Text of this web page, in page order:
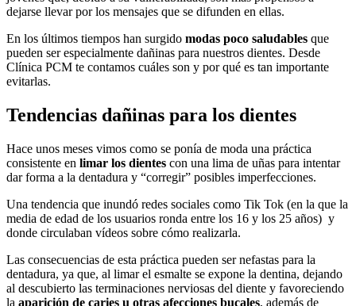
dejarse llevar por los mensajes que se difunden en ellas.
En los últimos tiempos han surgido modas poco saludables que
pueden ser especialmente dañinas para nuestros dientes. Desde
Clínica PCM te contamos cuáles son y por qué es tan importante
evitarlas.
Tendencias dañinas para los dientes
Hace unos meses vimos como se ponía de moda una práctica
consistente en limar los dientes con una lima de uñas para intentar
dar forma a la dentadura y “corregir” posibles imperfecciones.
Una tendencia que inundó redes sociales como Tik Tok (en la que la
media de edad de los usuarios ronda entre los 16 y los 25 años) y
donde circulaban vídeos sobre cómo realizarla.
Las consecuencias de esta práctica pueden ser nefastas para la
dentadura, ya que, al limar el esmalte se expone la dentina, dejando
al descubierto las terminaciones nerviosas del diente y favoreciendo
la aparición de caries u otras afecciones bucales, además de